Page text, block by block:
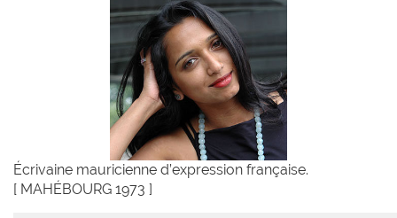
Écrivaine mauricienne d’expression française.
[ MAHÉBOURG 1973 ]